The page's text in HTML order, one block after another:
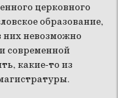
церковного
образование,
них невозможно
современной
какие-то из